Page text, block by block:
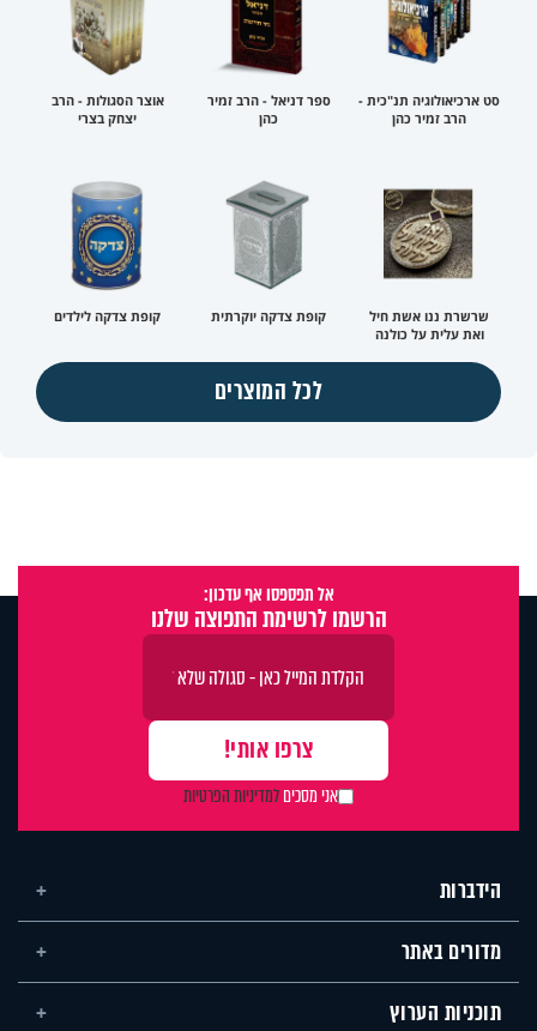
סט ארכיאולוגיה תנ"כית -
הרב זמיר כהן
ספר דניאל - הרב זמיר
כהן
אוצר הסגולות - הרב
יצחק בצרי
שרשרת ננו אשת חיל
ואת עלית על כולנה
קופת צדקה יוקרתית קופת צדקה לילדים
לכל המוצרים
אל תפספסו אף עדכון:
הרשמו לרשימת התפוצה שלנו
אני מסכיםלמדיניות הפרטיות
הידברות
מדורים באתר
תוכניות הערוץ